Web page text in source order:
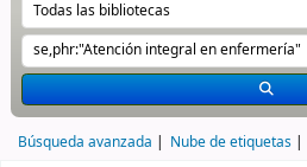
Búsqueda avanzada Nube de etiquetas